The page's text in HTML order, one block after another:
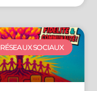
RÉSEAUX SOCIAUX